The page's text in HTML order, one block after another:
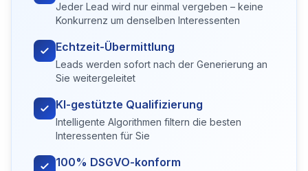
Jeder Lead wird nur einmal vergeben – keine
Konkurrenz um denselben Interessenten
Echtzeit-Übermittlung
Leads werden sofort nach der Generierung an
Sie weitergeleitet
KI-gestützte Qualifizierung
Intelligente Algorithmen filtern die besten
Interessenten für Sie
100% DSGVO-konform